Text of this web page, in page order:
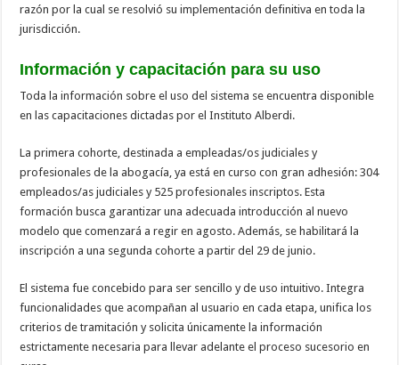
razón por la cual se resolvió su implementación definitiva en toda la
jurisdicción.
Información y capacitación para su uso
Toda la información sobre el uso del sistema se encuentra disponible
en las capacitaciones dictadas por el Instituto Alberdi.
La primera cohorte, destinada a empleadas/os judiciales y
profesionales de la abogacía, ya está en curso con gran adhesión: 304
empleados/as judiciales y 525 profesionales inscriptos. Esta
formación busca garantizar una adecuada introducción al nuevo
modelo que comenzará a regir en agosto. Además, se habilitará la
inscripción a una segunda cohorte a partir del 29 de junio.
El sistema fue concebido para ser sencillo y de uso intuitivo. Integra
funcionalidades que acompañan al usuario en cada etapa, unifica los
criterios de tramitación y solicita únicamente la información
estrictamente necesaria para llevar adelante el proceso sucesorio en